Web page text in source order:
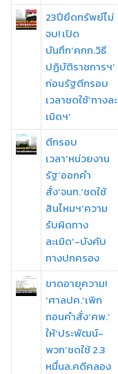
23ปียึดทรัพย์ไม่
จบ! เปิด
บันทึก‘คกก.วิธี
ปฏิบัติราชการฯ’
ก่อนรัฐตีกรอบ
เวลาชดใช้‘ทางละ
เมิดฯ’
ตีกรอบ
เวลา‘หน่วยงาน
รัฐ’ออกคำ
สั่ง‘จนท.’ชดใช้
สินไหมฯ‘ความ
รับผิดทาง
ละเมิด’-บังคับ
ทางปกครอง
ขาดอายุความ!
‘ศาลปค.’เพิก
ถอนคำสั่ง‘คพ.’
ให้‘ประพัฒน์-
พวก’ชดใช้ 2.3
หมื่นล.คดีคลอง